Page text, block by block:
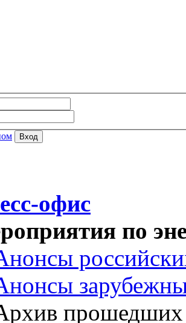
офис
по
прошедших